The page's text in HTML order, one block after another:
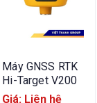
Máy GNSS RTK
Hi-Target V200
Giá: Liên hệ